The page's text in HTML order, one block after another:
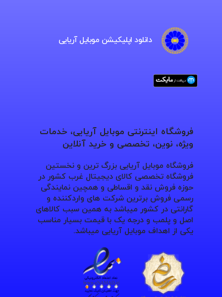
دانلود اپلیکیشن موبایل آریایی
فروشگاه اینترنتی موبایل آریایی، خدمات
ویژه، نوین، تخصصی و خرید آنلاین
فروشگاه موبایل آریایی بزرگ ترین و نخستین
فروشگاه تخصصی کالای دیجیتال غرب کشور در
حوزه فروش نقد و اقساطی و همچین نمایندگی
رسمی فروش برترین شرکت های واردکننده و
گارانتی در کشور میباشد به همین سبب کالاهای
اصل و پلمب و درجه یک با قیمت بسیار مناسب
یکی از اهداف موبایل آریایی میباشد.